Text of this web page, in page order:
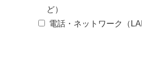
ど）
電話・ネットワーク（